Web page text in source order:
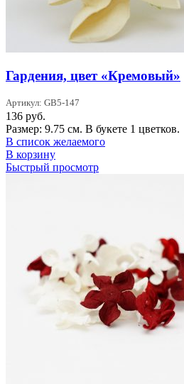
Гардения, цвет «Кремовый»
Артикул: GB5-147
136 руб.
Размер: 9.75 см. В букете 1 цветков.
В список желаемого
В корзину
Быстрый просмотр